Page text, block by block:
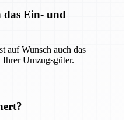
Ein- und
auf Wunsch auch das
Umzugsgüter.